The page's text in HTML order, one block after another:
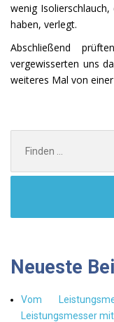
wenig
haben, verlegt.
Abschließend
vergewisserten uns
weiteres Mal von
for:
Neueste
Vom
Leistungsmesser